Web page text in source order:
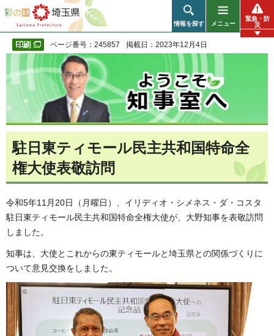
彩の国 埼玉県
情報を探す メニュー
緊急・防
災
ページ番号：245857 掲載日：2023年12月4日
駐日東ティモール民主共和国特命全
権大使表敬訪問
令和5年11月20日（月曜日）、イリディオ・シメネス・ダ・コスタ
駐日東ティモール民主共和国特命全権大使が、大野知事を表敬訪問
しました。
知事は、大使とこれからの東ティモールと埼玉県との関係づくりに
ついて意見交換をしました。